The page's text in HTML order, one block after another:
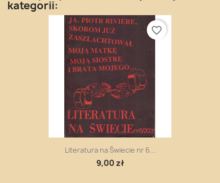
kategorii:
Literatura na Świecie nr 6...
9,00 zł
favorite_border